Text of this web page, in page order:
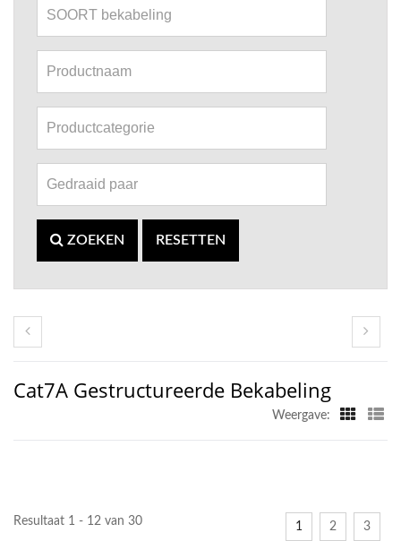
ZOEKEN RESETTEN
Cat7A Gestructureerde Bekabeling
Weergave:
Resultaat 1 - 12 van 30 1 2 3